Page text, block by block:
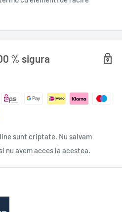
plăcinte sau alte delicii
D'or adaugă o notă distinctivă
rețete.
Superior Casa D'or te poartă
și aromele autentice ale
perfectă pentru cei care
% sigura
sunt criptate. Nu salvam
avem acces la acestea.